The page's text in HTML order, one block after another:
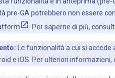
pre-GA potrebbero non essere
. Per saperne di più,
Le funzionalità a cui si accede
e iOS. Per ulteriori informazioni,